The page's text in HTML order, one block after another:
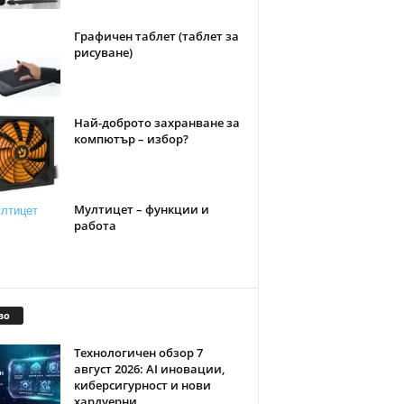
Графичен таблет (таблет за
рисуване)
Най-доброто захранване за
компютър – избор?
Мултицет – функции и
работа
Технологичен обзор 7
август 2026: AI иновации,
киберсигурност и нови